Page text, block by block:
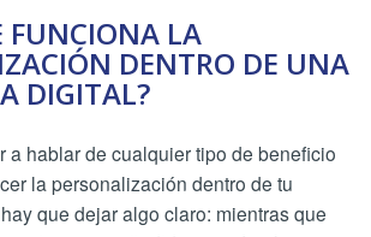
FUNCIONA LA
DENTRO DE UNA
DIGITAL?
a hablar de cualquier tipo de beneficio
la personalización dentro de tu
que dejar algo claro: mientras que